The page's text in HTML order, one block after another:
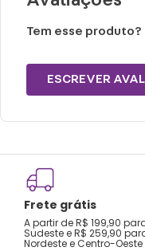
Tem esse
ESCREVER
Frete grátis
A partir de R$ 199,90
Sudeste e R$ 259,90
Nordeste e Centro-Oeste